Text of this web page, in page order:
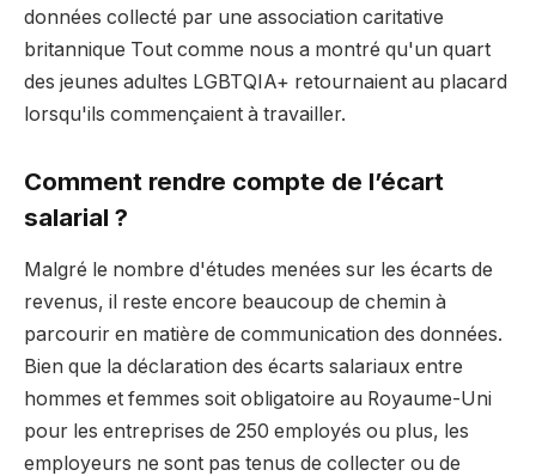
données collecté par une association caritative
britannique Tout comme nous a montré qu'un quart
des jeunes adultes LGBTQIA+ retournaient au placard
lorsqu'ils commençaient à travailler.
Comment rendre compte de l’écart
salarial ?
Malgré le nombre d'études menées sur les écarts de
revenus, il reste encore beaucoup de chemin à
parcourir en matière de communication des données.
Bien que la déclaration des écarts salariaux entre
hommes et femmes soit obligatoire au Royaume-Uni
pour les entreprises de 250 employés ou plus, les
employeurs ne sont pas tenus de collecter ou de